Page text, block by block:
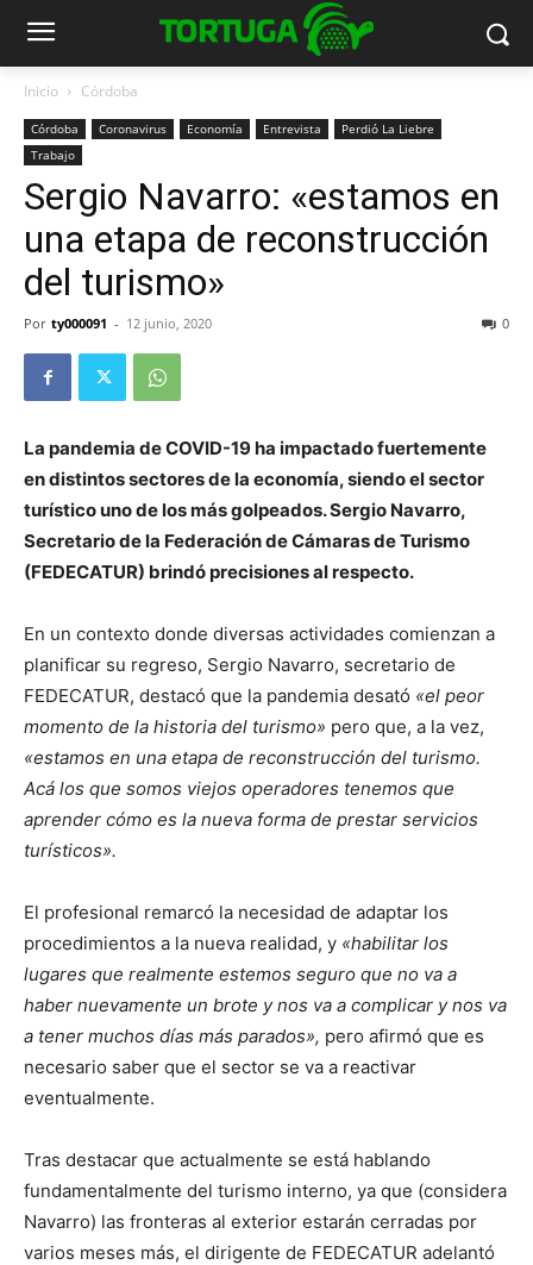
Inicio Córdoba
Córdoba Coronavirus Economía Entrevista
Perdió La Liebre
Trabajo
Sergio Navarro: «estamos en
una etapa de reconstrucción
del turismo»
Por ty000091 - 12 junio, 2020 0
La pandemia de COVID-19 ha impactado fuertemente
en distintos sectores de la economía, siendo el sector
turístico uno de los más golpeados. Sergio Navarro,
Secretario de la Federación de Cámaras de Turismo
(FEDECATUR) brindó precisiones al respecto.
En un contexto donde diversas actividades comienzan a
planificar su regreso, Sergio Navarro, secretario de
FEDECATUR, destacó que la pandemia desató «el peor
momento de la historia del turismo» pero que, a la vez,
«estamos en una etapa de reconstrucción del turismo.
Acá los que somos viejos operadores tenemos que
aprender cómo es la nueva forma de prestar servicios
turísticos».
El profesional remarcó la necesidad de adaptar los
procedimientos a la nueva realidad, y «habilitar los
lugares que realmente estemos seguro que no va a
haber nuevamente un brote y nos va a complicar y nos va
a tener muchos días más parados», pero afirmó que es
necesario saber que el sector se va a reactivar
eventualmente.
Tras destacar que actualmente se está hablando
fundamentalmente del turismo interno, ya que (considera
Navarro) las fronteras al exterior estarán cerradas por
varios meses más, el dirigente de FEDECATUR adelantó